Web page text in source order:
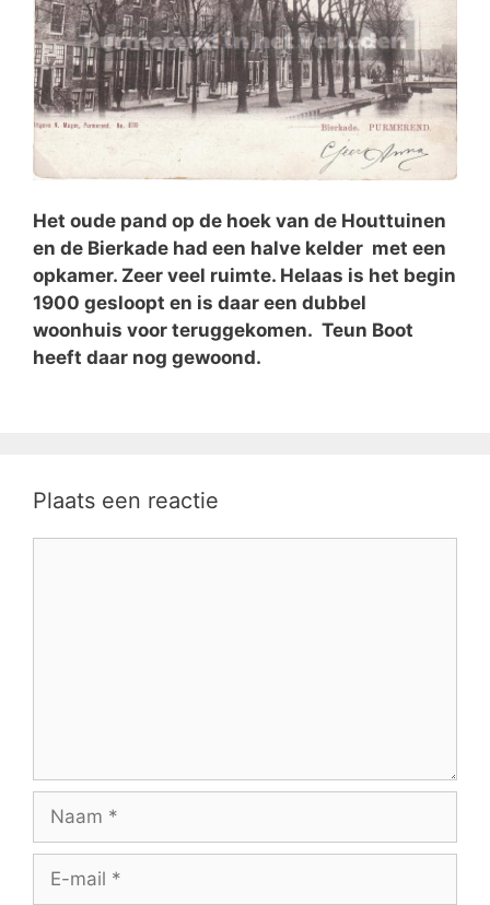
Het oude pand op de hoek van de Houttuinen
en de Bierkade had een halve kelder met een
opkamer. Zeer veel ruimte. Helaas is het begin
1900 gesloopt en is daar een dubbel
woonhuis voor teruggekomen. Teun Boot
heeft daar nog gewoond.
Plaats een reactie
mail